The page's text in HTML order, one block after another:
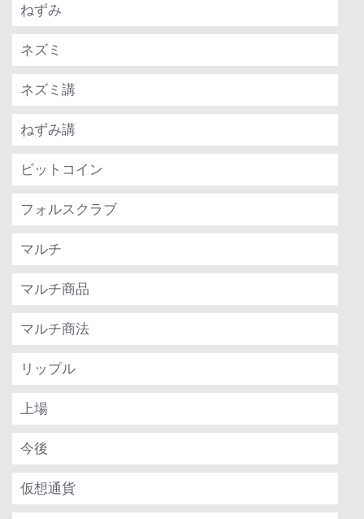
ねずみ
ネズミ
ネズミ講
ねずみ講
ビットコイン
フォルスクラブ
マルチ
マルチ商品
マルチ商法
リップル
上場
今後
仮想通貨